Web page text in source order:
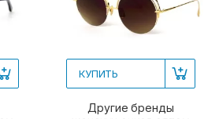
КУПИТЬ
Другие бренды